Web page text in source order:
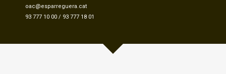
oac@esparreguera.cat
93 777 10 00 / 93 777 18 01